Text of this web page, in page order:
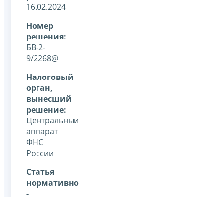
16.02.2024
Номер
решения:
БВ-2-
9/2268@
Налоговый
орган,
вынесший
решение:
Центральный
аппарат
ФНС
России
Статья
нормативно
-